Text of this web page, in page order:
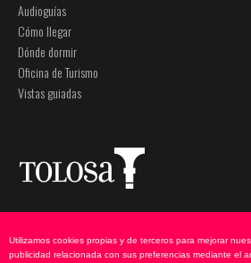
Audioguías
Cómo llegar
Dónde dormir
Oficina de Turismo
Vistas guiadas
Plaza Zaharra 6Aaa
20400 Tolosa, Gipuzkoa
943 69 75 00
Nota legal
Política de
Política de
Utilizamos cookies propias y de terceros para mejorar
publicidad relacionada con sus preferencias mediante el